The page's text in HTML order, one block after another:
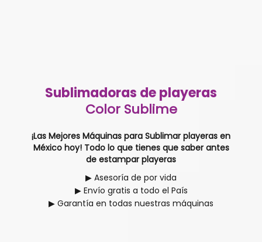
Sublimadoras de playeras
Color Sublime
¡Las Mejores Máquinas para Sublimar playeras en
México hoy! Todo lo que tienes que saber antes
de estampar playeras
▶ Asesoría de por vida
▶ Envío gratis a todo el País
▶ Garantía en todas nuestras máquinas